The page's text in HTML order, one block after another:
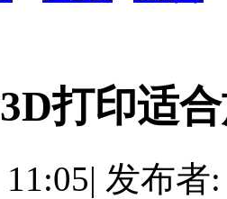
打印适
| 发布者